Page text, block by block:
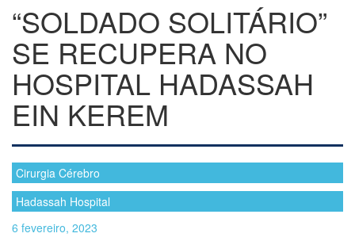
“SOLDADO SOLITÁRIO”
SE RECUPERA NO
HOSPITAL HADASSAH
EIN KEREM
Cirurgia Cérebro
Hadassah Hospital
6 fevereiro, 2023